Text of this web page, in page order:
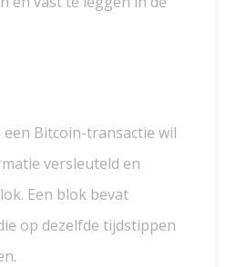
Bitcoin-transactie wil
versleuteld en
Een blok bevat
op dezelfde tijdstippen